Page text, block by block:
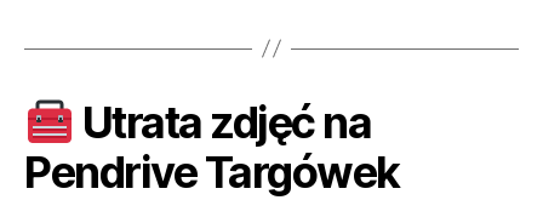
Utrata zdjęć na
Pendrive Targówek